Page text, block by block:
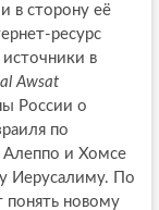
в сторону её
ресурс
в
Awsat
России о
по
Алеппо и Хомсе
Иерусалиму. По
понять новому